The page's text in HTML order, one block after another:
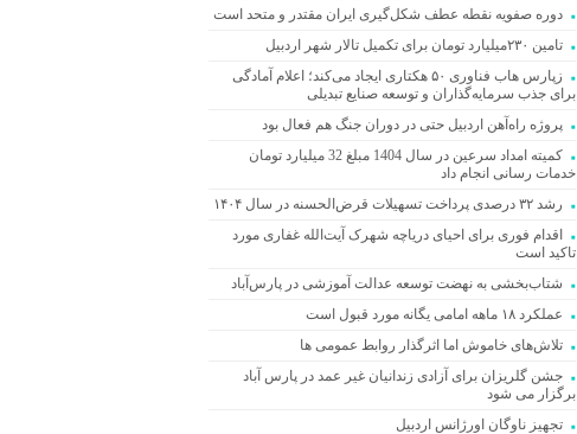
دوره صفویه نقطه عطف شکل‌گیری ایران مقتدر و متحد است
تامین ۲۳۰میلیارد تومان برای تکمیل تالار شهر اردبیل
زپارس هاب فناوری ۵۰ هکتاری ایجاد می‌کند؛ اعلام آمادگی
برای جذب سرمایه‌گذاران و توسعه صنایع تبدیلی
پروژه راه‌آهن اردبیل حتی در دوران جنگ هم فعال بود
کمیته امداد سرعین در سال 1404 مبلغ 32 میلیارد تومان
خدمات رسانی انجام داد
رشد ۳۲ درصدی پرداخت تسهیلات قرض‌الحسنه در سال ۱۴۰۴
اقدام فوری برای احیای دریاچه شهرک آیت‌الله غفاری مورد
تاکید است
شتاب‌بخشی به نهضت توسعه عدالت آموزشی در پارس‌آباد
عملکرد ۱۸ ماهه امامی یگانه مورد قبول است
تلاش‌های خاموش اما اثرگذار روابط عمومی ها
جشن گلریزان برای آزادی زندانیان غیر عمد در پارس آباد
برگزار می شود
تجهیز ناوگان اورژانس اردبیل